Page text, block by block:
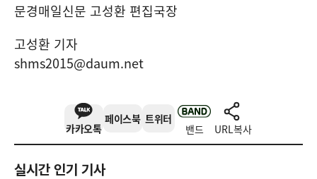
문경매일신문 고성환 편집국장
고성환 기자
shms2015@daum.net
카카오톡
페이스북 트위터
밴드 URL복사
실시간 인기 기사